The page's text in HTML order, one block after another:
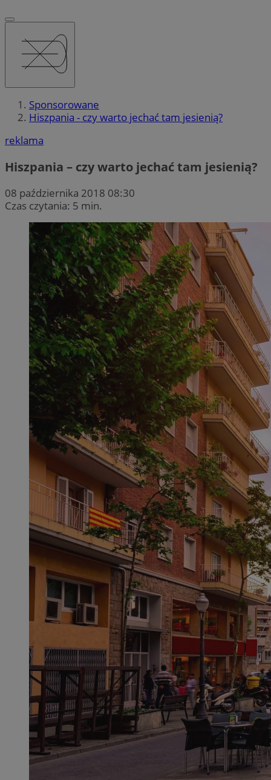
Sponsorowane
Hiszpania - czy warto jechać tam jesienią?
reklama
Hiszpania – czy warto jechać tam jesienią?
08 października 2018 08:30
Czas czytania: 5 min.